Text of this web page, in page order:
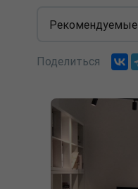
Рекомендуемые
Поделиться